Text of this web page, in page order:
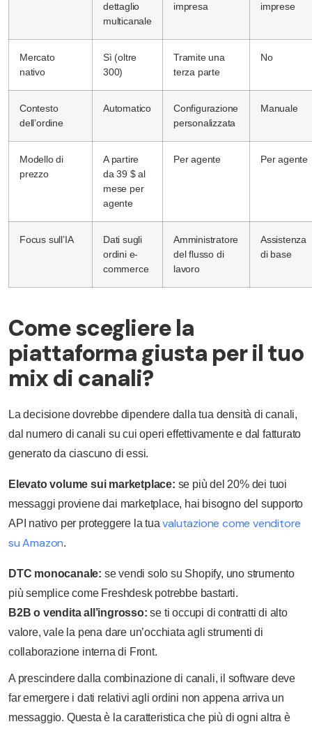
dettaglio
multicanale
impresa
imprese
Mercato
nativo
Sì (oltre
300)
Tramite una
terza parte
No
Contesto
dell’ordine
Automatico
Configurazione
personalizzata
Manuale
Modello di
prezzo
A partire
da 39 $ al
mese per
agente
Per agente Per agente
Focus sull’IA
Dati sugli
ordini e-
commerce
Amministratore
del flusso di
lavoro
Assistenza
di base
Come scegliere la
piattaforma giusta per il tuo
mix di canali?
La decisione dovrebbe dipendere dalla tua densità di canali,
dal numero di canali su cui operi effettivamente e dal fatturato
generato da ciascuno di essi.
Elevato volume sui marketplace: se più del 20% dei tuoi
messaggi proviene dai marketplace, hai bisogno del supporto
API nativo per proteggere la tuavalutazione come venditore
su Amazon.
DTC monocanale: se vendi solo su Shopify, uno strumento
più semplice come Freshdesk potrebbe bastarti.
B2B o vendita all’ingrosso:se ti occupi di contratti di alto
valore, vale la pena dare un’occhiata agli strumenti di
collaborazione interna di Front.
A prescindere dalla combinazione di canali, il software deve
far emergere i dati relativi agli ordini non appena arriva un
messaggio. Questa è la caratteristica che più di ogni altra è